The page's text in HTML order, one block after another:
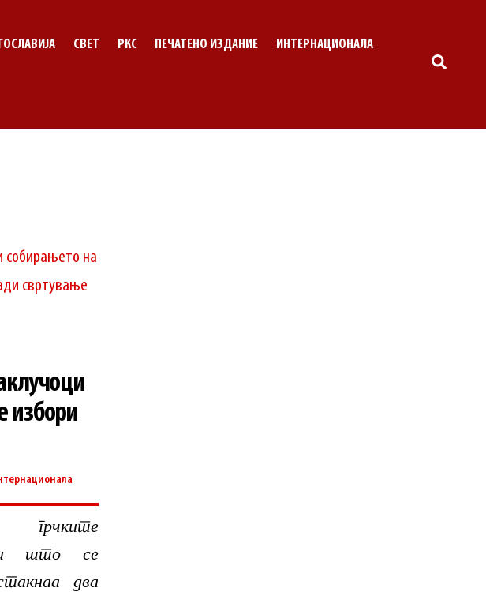
СВЕТ РКС ПЕЧАТЕНО ИЗДАНИЕ ИНТЕРНАЦИОНАЛА
избори
што се
два